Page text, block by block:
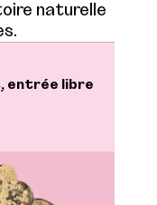
naturelle
entrée libre